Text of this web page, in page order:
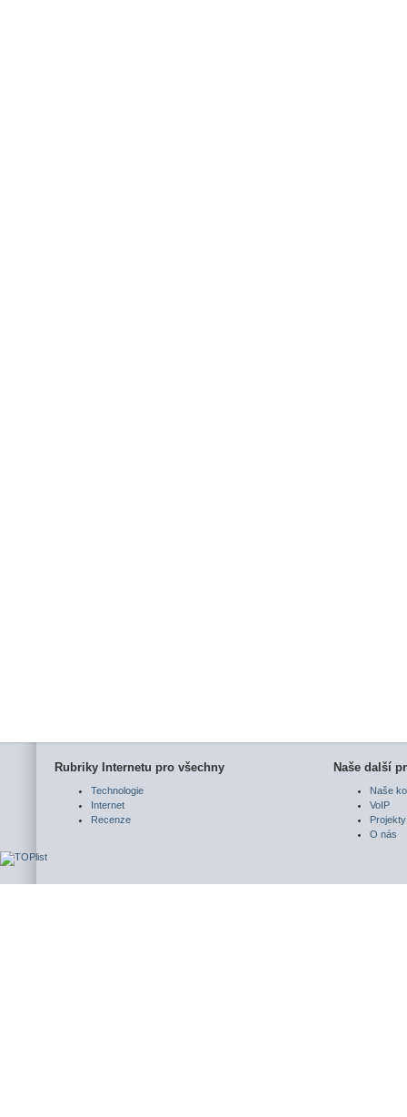
Rubriky Internetu pro všechny
Technologie
Internet
Recenze
Naše další
Naše
VoIP
Projekty
O nás